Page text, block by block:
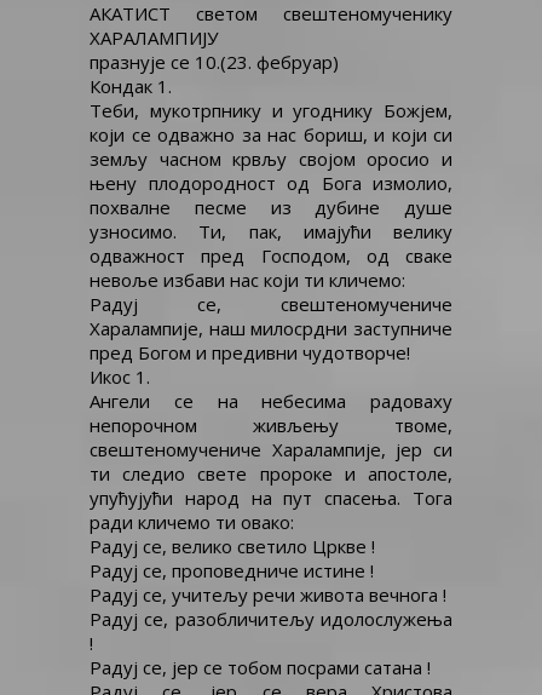
свештеномученику ХАРАЛАМПИЈУ
АКАТИСТ светом свештеномученику
ХАРАЛАМПИЈУ
празнује се 10.(23. фебруар)
Кондак 1.
Теби, мукотрпнику и угоднику Божјем,
који се одважно за нас бориш, и који си
земљу часном крвљу својом оросио и
њену плодородност од Бога измолио,
похвалне песме из дубине душе
узносимо. Ти, пак, имајући велику
одважност пред Господом, од сваке
невоље избави нас који ти кличемо:
Радуј се, свештеномучениче
Харалампије, наш милосрдни заступниче
пред Богом и предивни чудотворче!
Икос 1.
Ангели се на небесима радоваху
непорочном живљењу твоме,
свештеномучениче Харалампије, јер си
ти следио свете пророке и апостоле,
упућујући народ на пут спасења. Тога
ради кличемо ти овако:
Радуј се, велико светило Цркве !
Радуј се, проповедниче истине !
Радуј се, учитељу речи живота вечнога !
Радуј се, разобличитељу идолослужења
!
Радуј се, јер се тобом посрами сатана !